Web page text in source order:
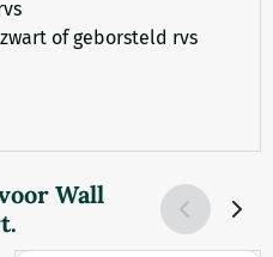
of geborsteld rvs
Wall